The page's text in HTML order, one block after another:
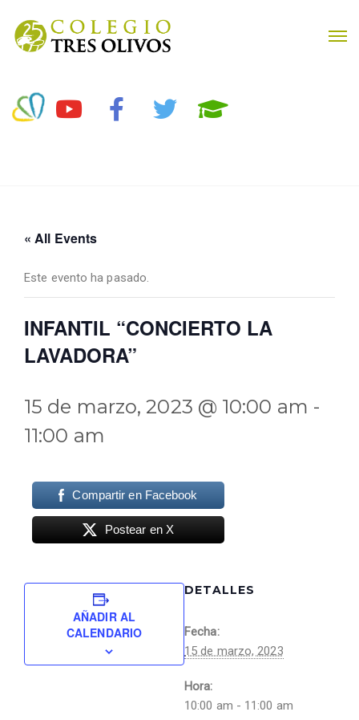
« All Events
Este evento ha pasado.
INFANTIL “CONCIERTO LA
LAVADORA”
15 de marzo, 2023 @ 10:00 am -
11:00 am
Compartir en Facebook
Postear en X
AÑADIR AL
CALENDARIO
DETALLES
Fecha:
15 de marzo, 2023
Hora:
10:00 am - 11:00 am